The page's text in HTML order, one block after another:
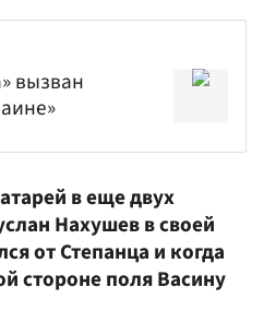
вызван
в еще двух
Нахушевв своей
от Степанца и когда
стороне поля Васину